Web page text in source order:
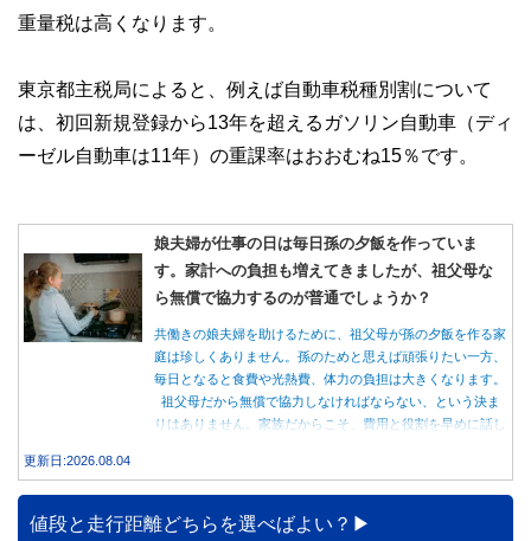
重量税は高くなります。
東京都主税局によると、例えば自動車税種別割について
は、初回新規登録から13年を超えるガソリン自動車（ディ
ーゼル自動車は11年）の重課率はおおむね15％です。
娘夫婦が仕事の日は毎日孫の夕飯を作っていま
す。家計への負担も増えてきましたが、祖父母な
ら無償で協力するのが普通でしょうか？
共働きの娘夫婦を助けるために、祖父母が孫の夕飯を作る家
庭は珍しくありません。孫のためと思えば頑張りたい一方、
毎日となると食費や光熱費、体力の負担は大きくなります。
祖父母だから無償で協力しなければならない、という決ま
りはありません。家族だからこそ、費用と役割を早めに話し
更新日:2026.08.04
値段と走行距離どちらを選べばよい？